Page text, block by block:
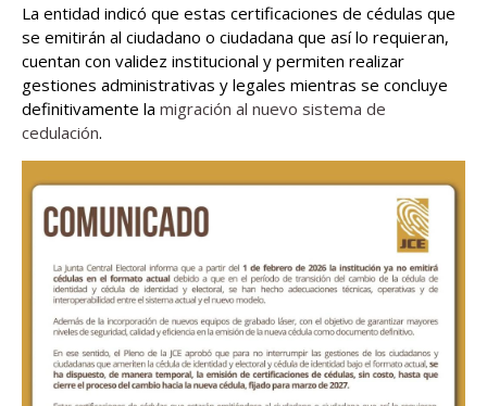
La entidad indicó que estas certificaciones de cédulas que
se emitirán al ciudadano o ciudadana que así lo requieran,
cuentan con validez institucional y permiten realizar
gestiones administrativas y legales mientras se concluye
definitivamente la migración al nuevo sistema de
cedulación.